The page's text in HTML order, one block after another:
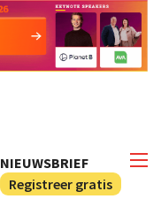
NIEUWSBRIEF
Registreer gratis